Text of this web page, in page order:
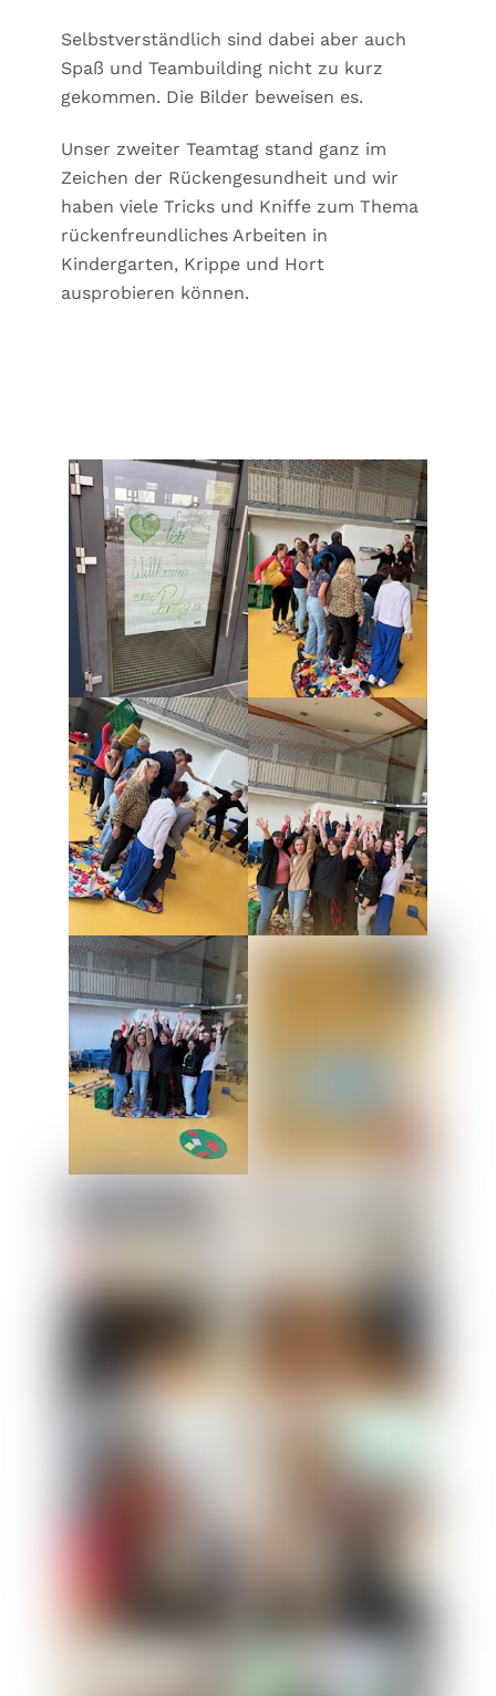
Selbstverständlich sind dabei aber auch
Spaß und Teambuilding nicht zu kurz
gekommen. Die Bilder beweisen es.
Unser zweiter Teamtag stand ganz im
Zeichen der Rückengesundheit und wir
haben viele Tricks und Kniffe zum Thema
rückenfreundliches Arbeiten in
Kindergarten, Krippe und Hort
ausprobieren können.